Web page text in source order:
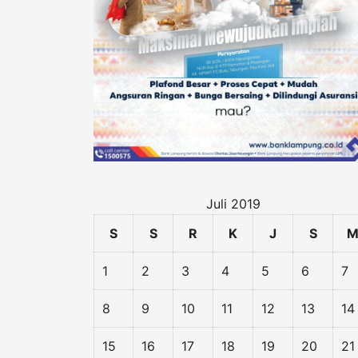
Juli 2019
S
S R K J S M
1 2 3 4 5 6 7
8 9 10 11 12 13 14
15 16 17 18 19 20 21